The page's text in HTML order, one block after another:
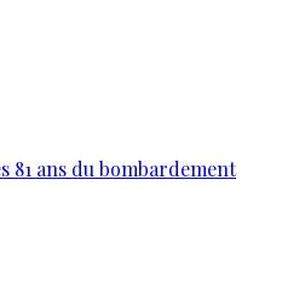
81 ans du bombardement